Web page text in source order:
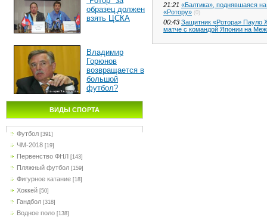
образец должен
взять ЦСКА
Владимир
Горюнов
возвращается в
большой
футбол?
ВИДЫ СПОРТА
Футбол [391]
ЧМ-2018 [19]
Первенство ФНЛ [143]
Пляжный футбол [159]
Фигурное катание [18]
Хоккей [50]
Гандбол [318]
Водное поло [138]
21:21 «Балтика», поднявшаяся
«Ротору» (0)
00:43 Защитник «Ротора» Пауло
матче с командой Японии на